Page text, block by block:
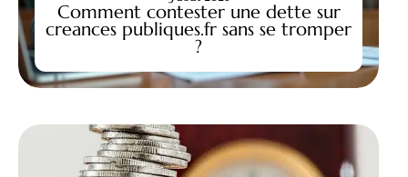
Comment contester une dette sur
creances publiques.fr sans se tromper
?